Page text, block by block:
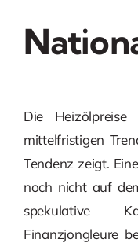
Die
mittelfristigen
Tendenz zeigt.
noch nicht auf
spekulative
Finanzjongleure